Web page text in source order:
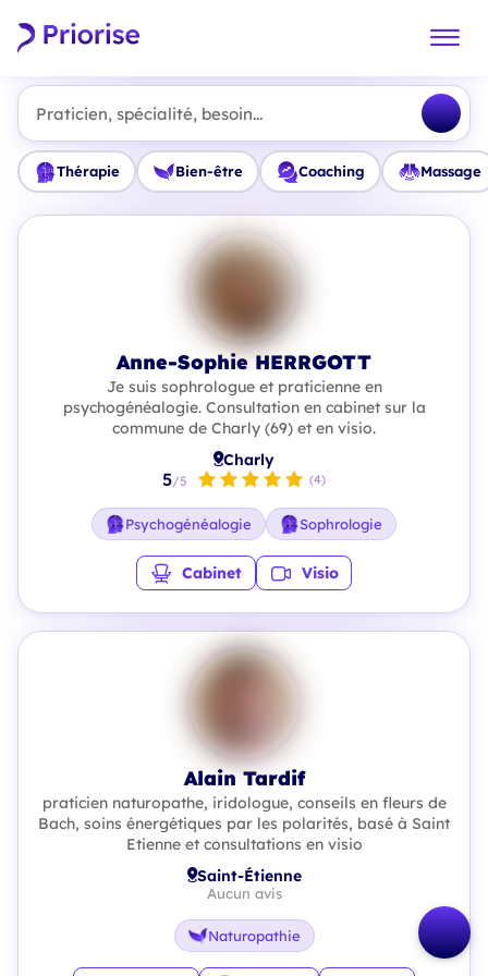
Praticien, spécialité, besoin...
Thérapie Bien-être Coaching Massage
Anne-Sophie HERRGOTT
Je suis sophrologue et praticienne en
psychogénéalogie. Consultation en cabinet sur la
commune de Charly (69) et en visio.
Charly
5/5 (4)
Psychogénéalogie Sophrologie
Cabinet Visio
Alain Tardif
praticien naturopathe, iridologue, conseils en fleurs de
Bach, soins énergétiques par les polarités, basé à Saint
Etienne et consultations en visio
Saint-Étienne
Aucun avis
Naturopathie